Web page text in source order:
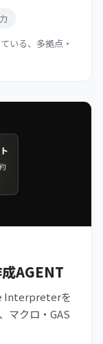
いる、多拠点・
AGENT
Interpreterを
マクロ・GAS